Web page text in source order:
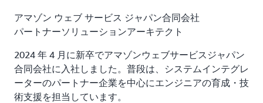
アマゾン ウェブ サービス ジャパン合同会社
パートナーソリューションアーキテクト
2024 年 4 月に新卒でアマゾンウェブサービスジャパン
合同会社に入社しました。普段は、システムインテグレ
ーターのパートナー企業を中心にエンジニアの育成・技
術支援を担当しています。